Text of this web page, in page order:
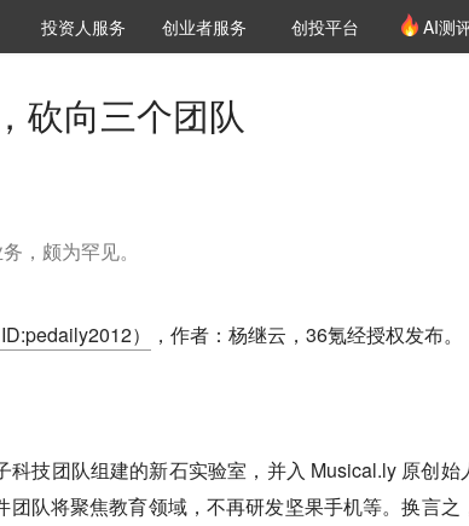
VClub投资机构库
投资机构职位推介
投资人服务 创投氪堂
创业者服务 创投平台 AI测
砍向三个团队
，颇为罕见。
） ，作者：杨继云，36氪经授权发布。
技团队组建的新石实验室，并入 Musical.ly 原创始
队将聚焦教育领域，不再研发坚果手机等。换言之